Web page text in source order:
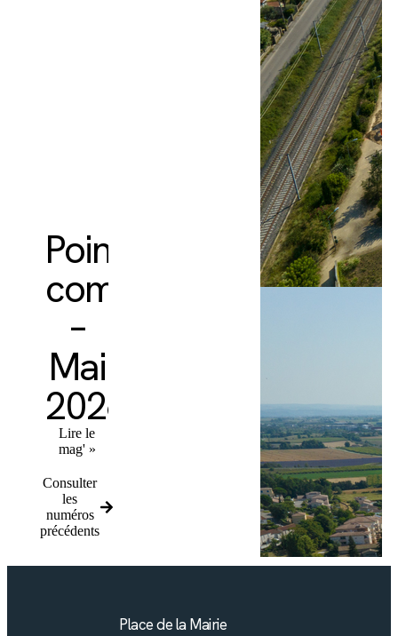
Point
commun
–
Mai
2026
Lire le
mag' »
Consulter
les
numéros
précédents
Place de la Mairie